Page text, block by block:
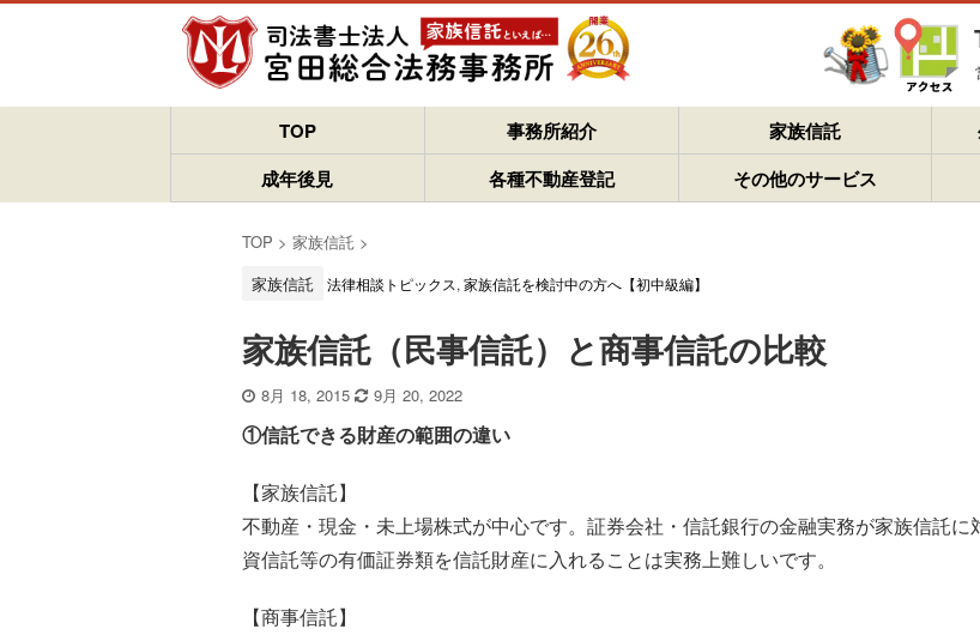
TOP 事務所紹介 家族信託
成年後見
各種不動産登記 その他のサービス
TOP > 家族信託 >
家族信託
法律相談トピックス, 家族信託を検討中の方へ【初中級編】
家族信託（民事信託）と商事信託の比較
8月 18, 2015 9月 20, 2022
①信託できる財産の範囲の違い
【家族信託】
不動産・現金・未上場株式が中心です。証券会社・信託銀行の金融実務が家族信託
資信託等の有価証券類を信託財産に入れることは実務上難しいです。
【商事信託】